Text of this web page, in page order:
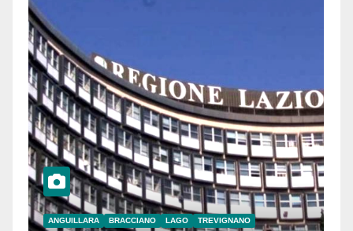
ANGUILLARA BRACCIANO LAGO TREVIGNANO